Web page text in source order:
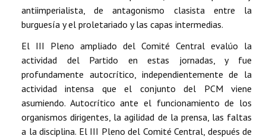
antiimperialista, de antagonismo clasista entre la
burguesía y el proletariado y las capas intermedias.
El III Pleno ampliado del Comité Central evalúo la
actividad del Partido en estas jornadas, y fue
profundamente autocrítico, independientemente de la
actividad intensa que el conjunto del PCM viene
asumiendo. Autocrítico ante el funcionamiento de los
organismos dirigentes, la agilidad de la prensa, las faltas
a la disciplina. El III Pleno del Comité Central, después de